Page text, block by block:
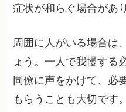
症状が和らぐ場合があ
周囲に人がいる場合は
ょう。一人で我慢する
同僚に声をかけて、必
もらうことも大切です。